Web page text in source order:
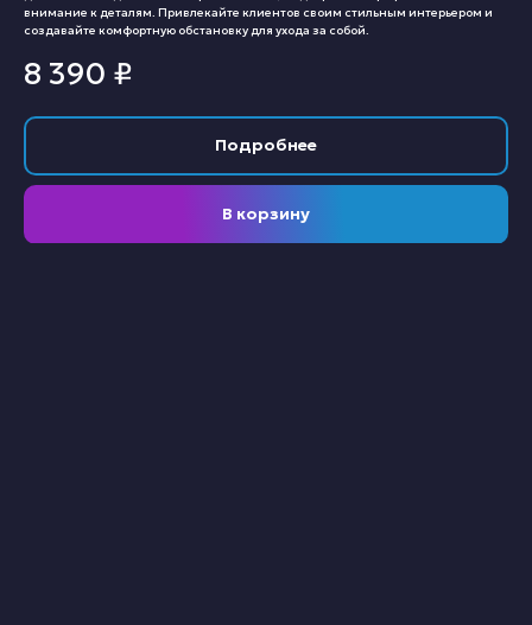
внимание к деталям. Привлекайте клиентов своим стильным интерьером и
создавайте комфортную обстановку для ухода за собой.
8 390 ₽
Подробнее
В корзину